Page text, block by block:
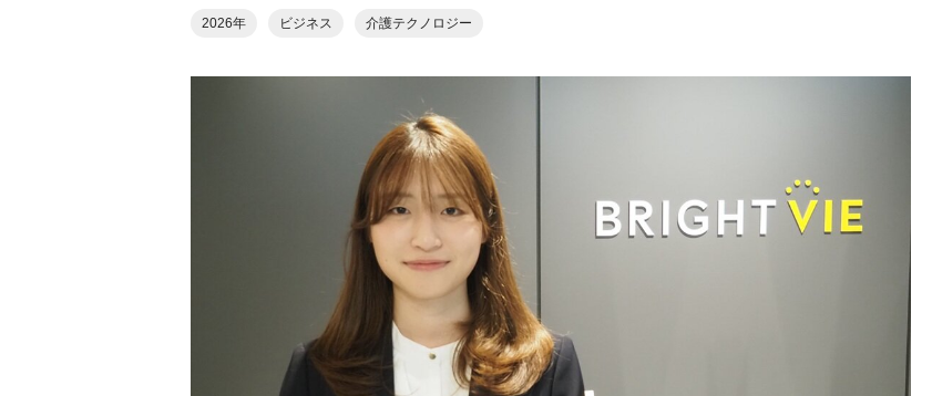
2026年 ビジネス 介護テクノロジー